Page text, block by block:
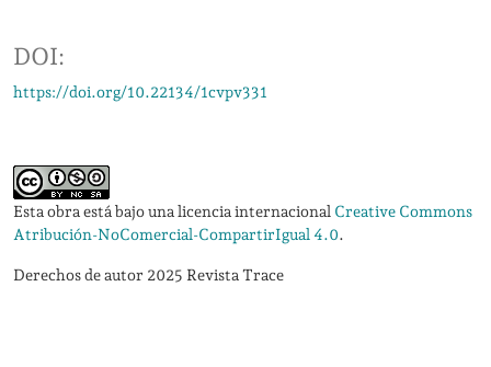
DOI:
https://doi.org/10.22134/1cvpv331
Esta obra está bajo una licencia internacional Creative Commons
Atribución-NoComercial-CompartirIgual 4.0.
Derechos de autor 2025 Revista Trace